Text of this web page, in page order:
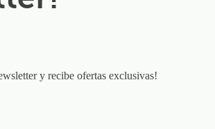
y recibe ofertas exclusivas!